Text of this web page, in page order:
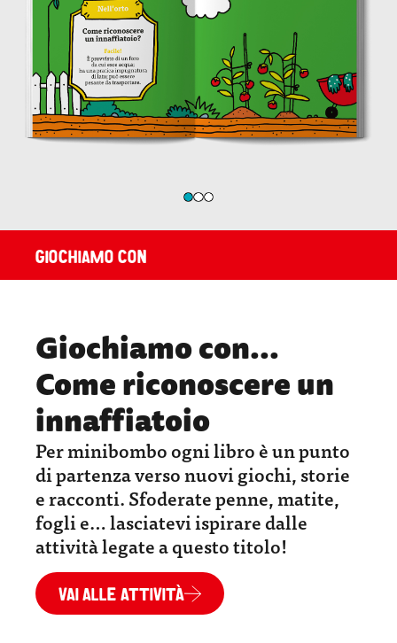
Giochiamo con...
Come riconoscere un
innaffiatoio
Per minibombo ogni libro è un punto
di partenza verso nuovi giochi, storie
e racconti. Sfoderate penne, matite,
fogli e… lasciatevi ispirare dalle
attività legate a questo titolo!
VAI ALLE ATTIVITÀ
GIOCHIAMO CON